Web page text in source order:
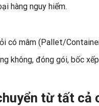
hàng nguy hiểm.
có mâm (Pallet/
không, đóng gói, bốc
từ tất cả